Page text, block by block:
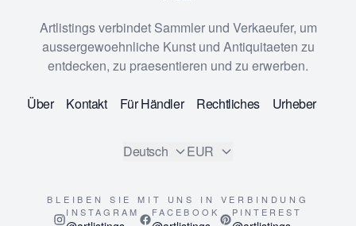
Artlistings verbindet Sammler und Verkaeufer, um
aussergewoehnliche Kunst und Antiquitaeten zu
entdecken, zu praesentieren und zu erwerben.
Über Kontakt Für Händler Rechtliches Urheber
Deutsch EUR
BLEIBEN SIE MIT UNS IN VERBINDUNG
INSTAGRAM
FACEBOOK PINTEREST